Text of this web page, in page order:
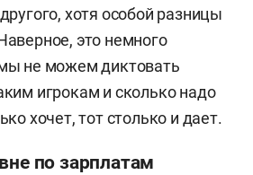
хотя особой разницы
это немного
не можем диктовать
игрокам и сколько надо
хочет, тот столько и дает.
по зарплатам